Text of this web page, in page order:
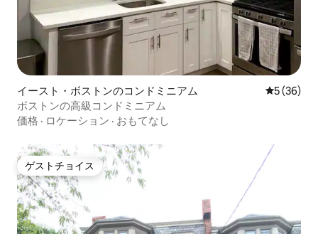
イースト・ボストンのコンドミニアム レビュー
5 (36)
ボストンの高級コンドミニアム
価格 · ロケーション · おもてなし
ゲストチョイス
ゲストチョイス